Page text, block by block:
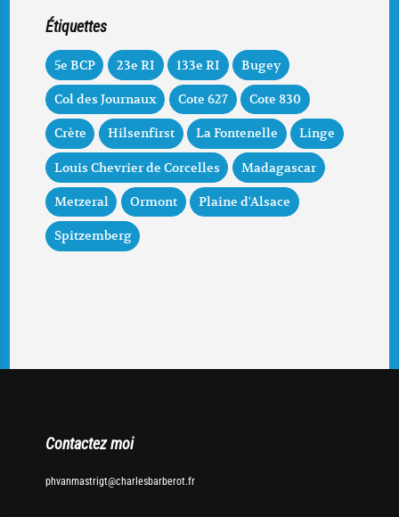
Étiquettes
5e BCP 23e RI 133e RI Bugey
Col des Journaux Cote 627 Cote 830
Crète Hilsenfirst La Fontenelle Linge
Louis Chevrier de Corcelles Madagascar
Metzeral Ormont Plaine d'Alsace
Spitzemberg
Contactez moi
phvanmastrigt@charlesbarberot.fr